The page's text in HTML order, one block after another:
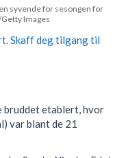
syvende for sesongen for
Images
Skaff deg tilgang til
bruddet etablert, hvor
var blant de 21